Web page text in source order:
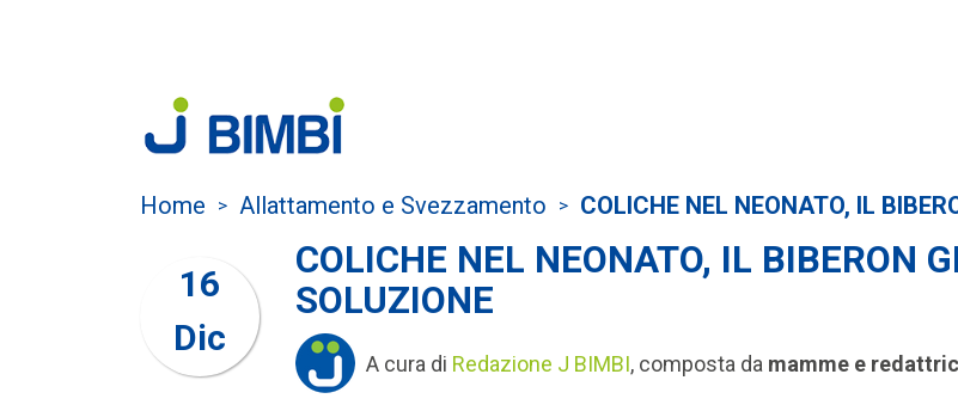
Home > Allattamento e Svezzamento > COLICHE NEL NEONATO, IL
16
Dic
COLICHE NEL NEONATO, IL BIBERON
SOLUZIONE
A cura di Redazione J BIMBI, composta da mamme e